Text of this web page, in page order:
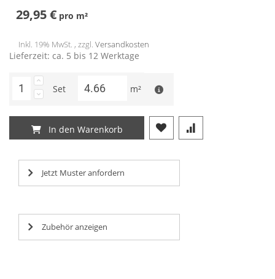
29,95 € pro m²
Inkl. 19% MwSt. , zzgl. Versandkosten
Lieferzeit: ca. 5 bis 12 Werktage
Set m²
In den Warenkorb
Jetzt Muster anfordern
Zubehör anzeigen